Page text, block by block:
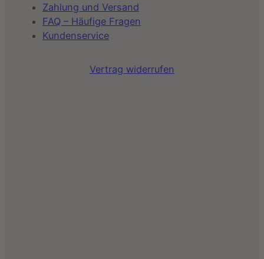
Zahlung und Versand
FAQ – Häufige Fragen
Kundenservice
Vertrag widerrufen